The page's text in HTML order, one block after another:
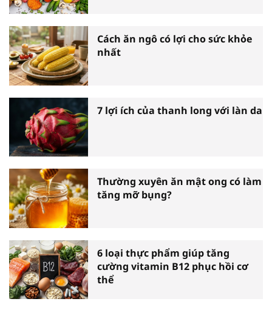
Cách ăn ngô có lợi cho sức khỏe
nhất
7 lợi ích của thanh long với làn da
Thường xuyên ăn mật ong có làm
tăng mỡ bụng?
6 loại thực phẩm giúp tăng
cường vitamin B12 phục hồi cơ
thể